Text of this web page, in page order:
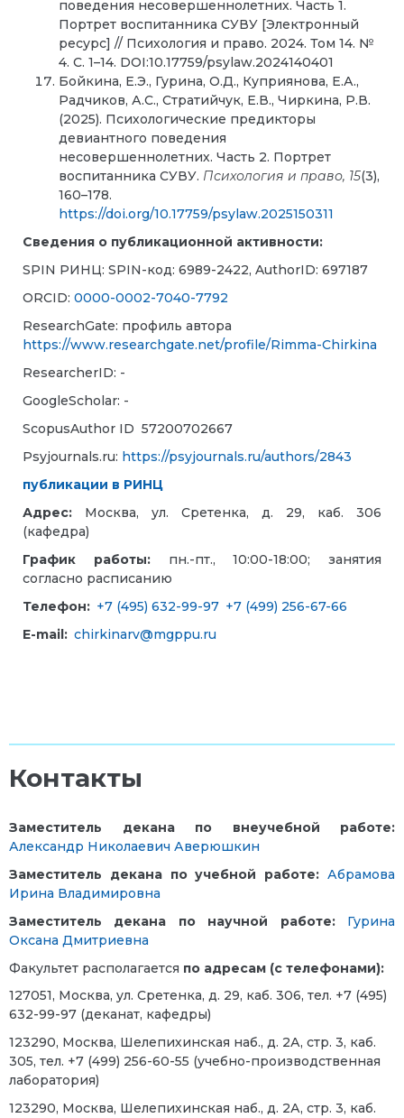
поведения несовершеннолетних. Часть 1.
Портрет воспитанника СУВУ [Электронный
ресурс] // Психология и право. 2024. Том 14. №
4. C. 1–14. DOI:10.17759/psylaw.2024140401
Бойкина, Е.Э., Гурина, О.Д., Куприянова, Е.А.,
Радчиков, А.С., Стратийчук, Е.В., Чиркина, Р.В.
(2025). Психологические предикторы
девиантного поведения
несовершеннолетних. Часть 2. Портрет
воспитанника СУВУ. Психология и право, 15(3),
160–178.
https://doi.org/10.17759/psylaw.2025150311
Сведения о публикационной активности:
SPIN РИНЦ: SPIN-код: 6989-2422, AuthorID: 697187
ORCID: 0000-0002-7040-7792
ResearchGate: профиль автора
https://www.researchgate.net/profile/Rimma-Chirkina
ResearcherID: -
GoogleScholar: -
ScopusAuthor ID 57200702667
Psyjournals.ru: https://psyjournals.ru/authors/2843
публикации в РИНЦ
Адрес:
Москва, ул. Сретенка, д. 29, каб. 306
(кафедра)
График работы:
пн.-пт., 10:00-18:00; занятия
согласно расписанию
Телефон: +7 (495) 632-99-97 +7 (499) 256-67-66
E-mail: chirkinarv@mgppu.ru
Контакты
Заместитель декана по
внеучебной работе:
Александр Николаевич Аверюшкин
Заместитель декана по учебной работе: Абрамова
Ирина Владимировна
Заместитель декана по научной работе:
Гурина
Оксана Дмитриевна
Факультет располагается по адресам (с телефонами):
127051, Москва, ул. Сретенка, д. 29, каб. 306, тел. +7 (495)
632-99-97 (деканат, кафедры)
123290, Москва, Шелепихинская наб., д. 2А, стр. 3, каб.
305, тел. +7 (499) 256-60-55 (учебно-производственная
лаборатория)
123290, Москва, Шелепихинская наб., д. 2А, стр. 3, каб.